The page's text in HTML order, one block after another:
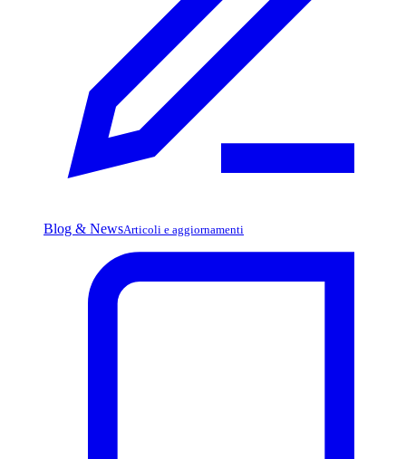
Blog & NewsArticoli e aggiornamenti